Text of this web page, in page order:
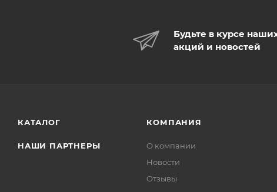
Будьте в курсе
акций и новостей
КАТАЛОГ
НАШИ ПАРТНЕРЫ
КОМПАНИЯ
О компании
Новости
Отзывы